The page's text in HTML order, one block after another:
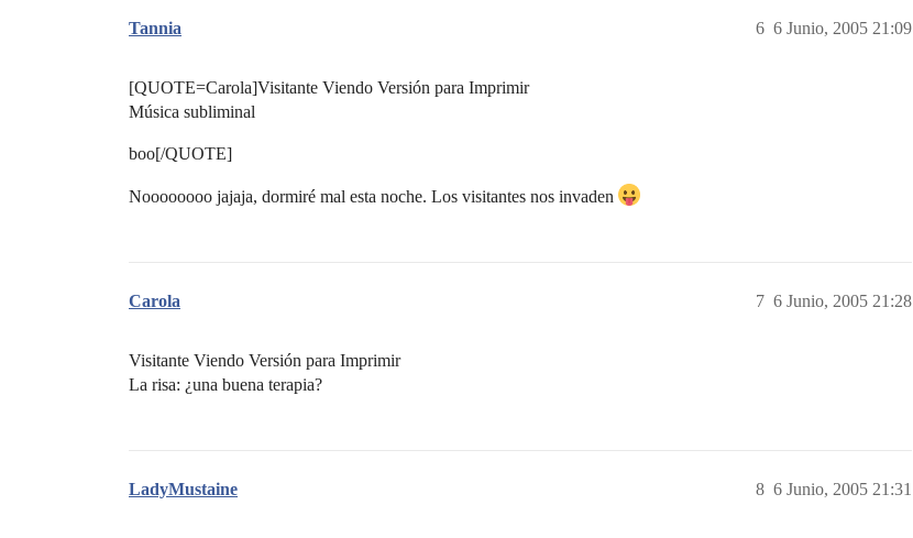
Tannia 6 Junio, 2005 21:09
6
[QUOTE=Carola]Visitante Viendo Versión para Imprimir
Música subliminal
boo[/QUOTE]
Noooooooo jajaja, dormiré mal esta noche. Los visitantes nos invaden
Carola 6 Junio, 2005 21:28
7
Visitante Viendo Versión para Imprimir
La risa: ¿una buena terapia?
LadyMustaine 6 Junio, 2005 21:31
8